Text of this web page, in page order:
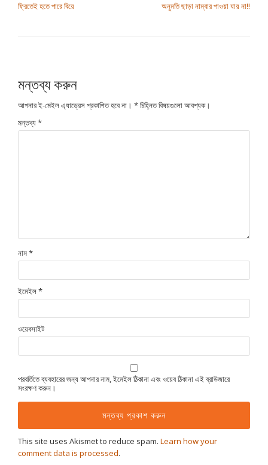
ফ্রিতেই হতে পারে বিয়ে অনুমতি ছাড়া নাম্বার পাওয়া যায় না!!
মন্তব্য করুন
আপনার ই-মেইল এ্যাড্রেস প্রকাশিত হবে না। *চিহ্নিত বিষয়গুলো আবশ্যক।
মন্তব্য*
নাম*
ইমেইল*
ওয়েবসাইট
পরবর্তিতে ব্যবহারের জন্য আপনার নাম, ইমেইল ঠিকানা এবং ওয়েব ঠিকানা এই ব্রাউজারে
সংরক্ষণ করুন।
This site uses Akismet to reduce spam. Learn how your
comment data is processed.